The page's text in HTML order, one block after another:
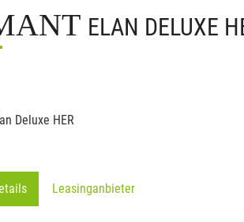
ELAN DELUXE
Leasinganbieter